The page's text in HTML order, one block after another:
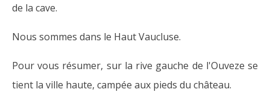
de la cave.
Nous sommes dans le Haut Vaucluse.
Pour vous résumer, sur la rive gauche de l'Ouveze se
tient la ville haute, campée aux pieds du château.